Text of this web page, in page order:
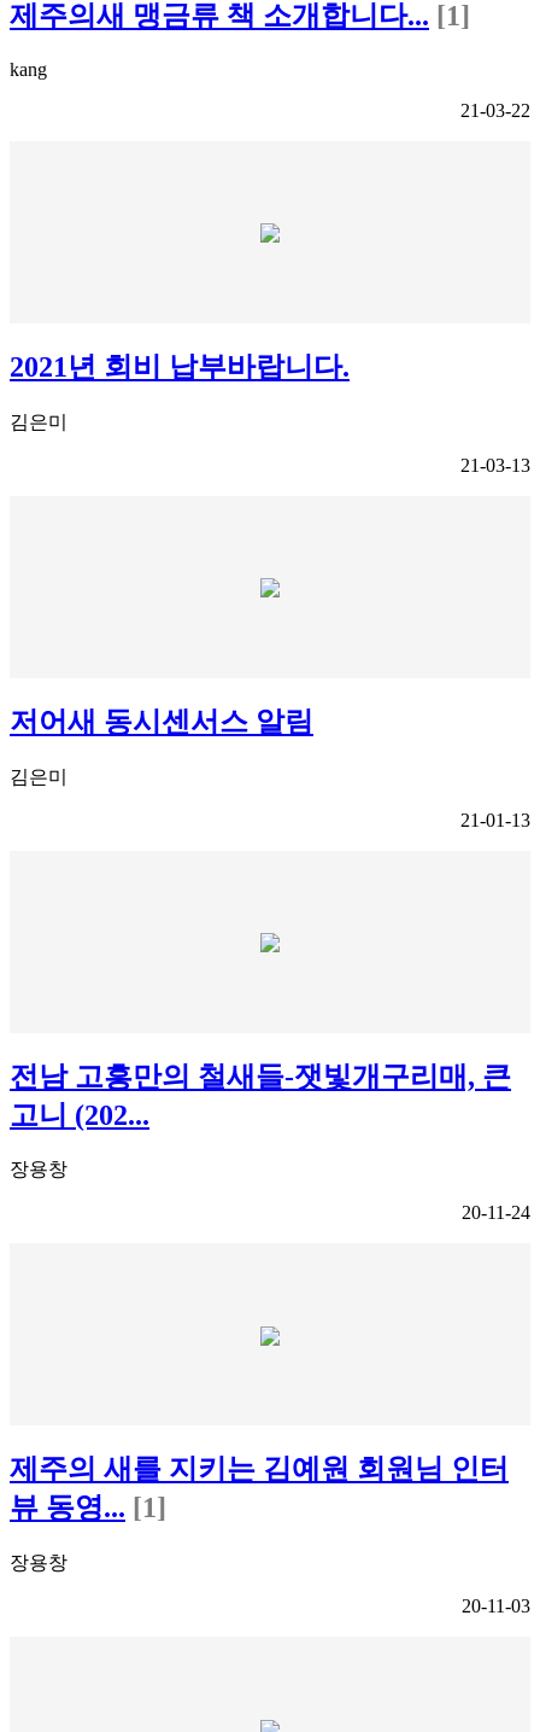
제주의새 맹금류 책 소개합니다... [1]
kang
21-03-22
2021년 회비 납부바랍니다.
김은미
21-03-13
저어새 동시센서스 알림
김은미
21-01-13
전남 고흥만의 철새들-잿빛개구리매, 큰
고니 (202...
장용창
20-11-24
제주의 새를 지키는 김예원 회원님 인터
뷰 동영... [1]
장용창
20-11-03